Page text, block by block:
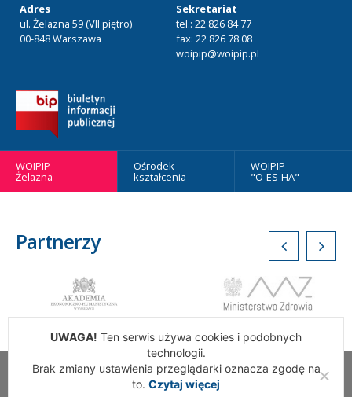
Adres
ul. Żelazna 59 (VII piętro)
00-848 Warszawa
Sekretariat
tel.: 22 826 84 77
fax: 22 826 78 08
woipip@woipip.pl
WOIPIP
Żelazna
Ośrodek
kształcenia
WOIPIP
"O-ES-HA"
Partnerzy
Wszelkie Prawa Zastrzeżone. Warszawska Okręgowa Izba
Pielęgniarek i Położnych
UWAGA! Ten serwis używa cookies i podobnych
technologii.
Brak zmiany ustawienia przeglądarki oznacza zgodę na
to. Czytaj więcej